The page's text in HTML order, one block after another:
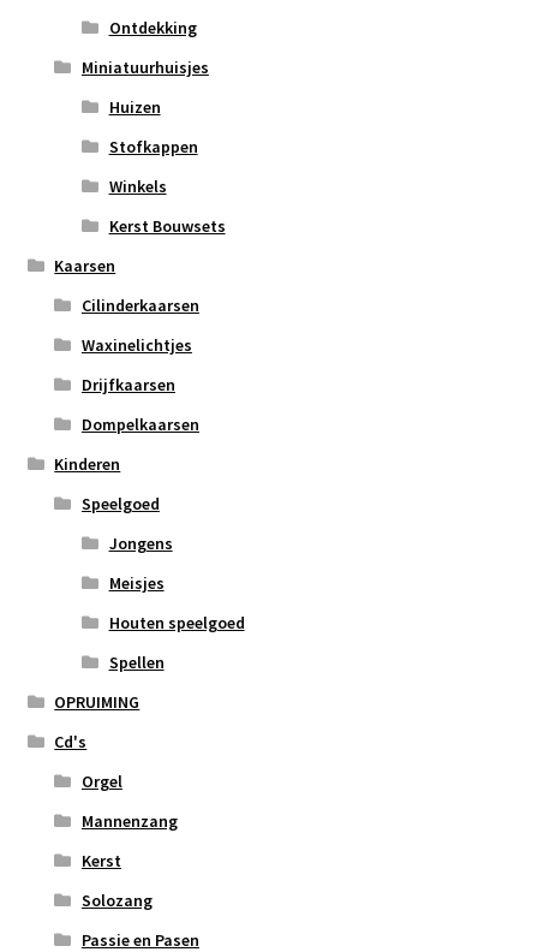
Ontdekking
Miniatuurhuisjes
Huizen
Stofkappen
Winkels
Kerst Bouwsets
Kaarsen
Cilinderkaarsen
Waxinelichtjes
Drijfkaarsen
Dompelkaarsen
Kinderen
Speelgoed
Jongens
Meisjes
Houten speelgoed
Spellen
OPRUIMING
Cd's
Orgel
Mannenzang
Kerst
Solozang
Passie en Pasen